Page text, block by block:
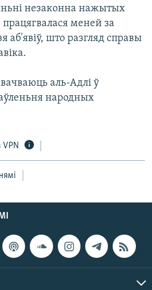
незаконна нажытых
меней за
аб'явіў, што разгляд справы
аль-Адлі ў
народных
VPN